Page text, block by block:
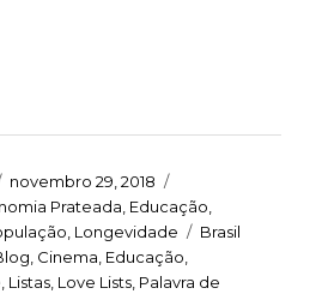
Publicado
em
novembro 29, 2018
Prateada, Educação,
, Longevidade Tags
Brasil
, Cinema, Educação,
, Listas, Love Lists, Palavra de